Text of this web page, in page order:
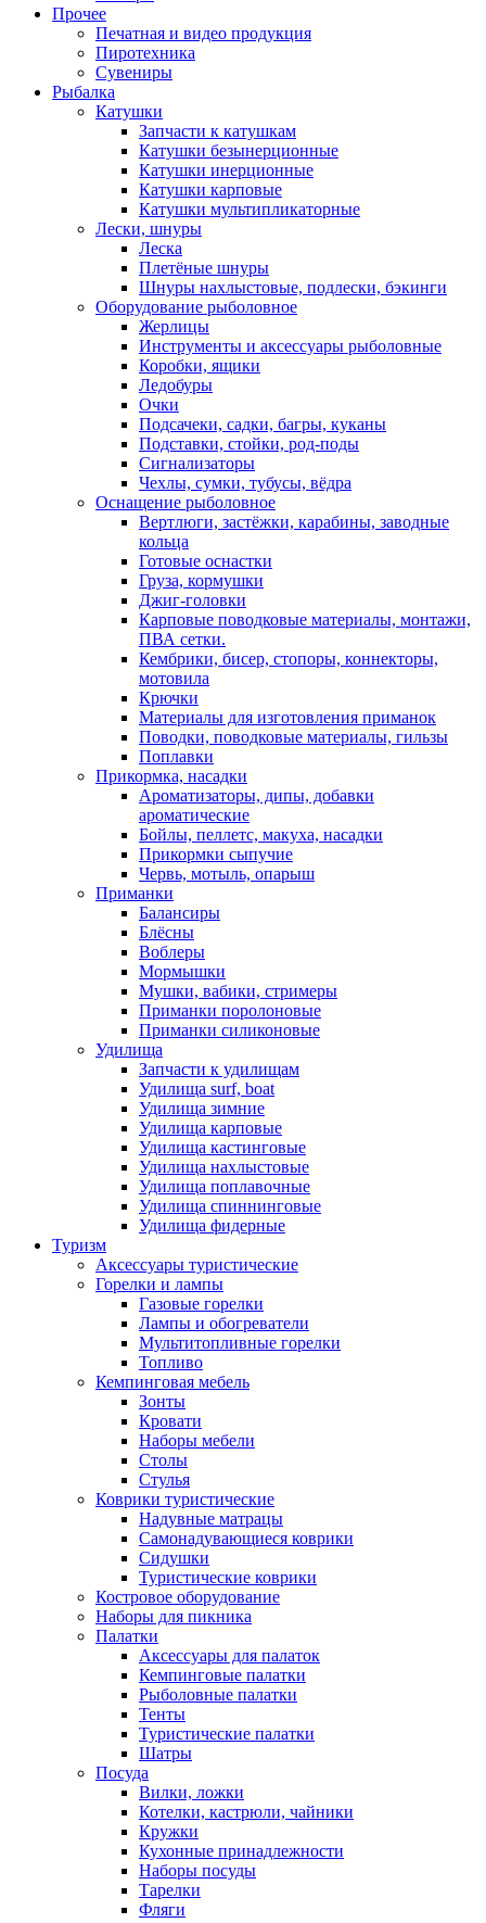
Прочее
Печатная и видео продукция
Пиротехника
Сувениры
Рыбалка
Катушки
Запчасти к катушкам
Катушки безынерционные
Катушки инерционные
Катушки карповые
Катушки мультипликаторные
Лески, шнуры
Леска
Плетёные шнуры
Шнуры нахлыстовые, подлески, бэкинги
Оборудование рыболовное
Жерлицы
Инструменты и аксессуары рыболовные
Коробки, ящики
Ледобуры
Очки
Подсачеки, садки, багры, куканы
Подставки, стойки, род-поды
Сигнализаторы
Чехлы, сумки, тубусы, вёдра
Оснащение рыболовное
Вертлюги, застёжки, карабины, заводные
кольца
Готовые оснастки
Груза, кормушки
Джиг-головки
Карповые поводковые материалы, монтажи,
ПВА сетки.
Кембрики, бисер, стопоры, коннекторы,
мотовила
Крючки
Материалы для изготовления приманок
Поводки, поводковые материалы, гильзы
Поплавки
Прикормка, насадки
Ароматизаторы, дипы, добавки
ароматические
Бойлы, пеллетс, макуха, насадки
Прикормки сыпучие
Червь, мотыль, опарыш
Приманки
Балансиры
Блёсны
Воблеры
Мормышки
Мушки, вабики, стримеры
Приманки поролоновые
Приманки силиконовые
Удилища
Запчасти к удилищам
Удилища surf, boat
Удилища зимние
Удилища карповые
Удилища кастинговые
Удилища нахлыстовые
Удилища поплавочные
Удилища спиннинговые
Удилища фидерные
Туризм
Аксессуары туристические
Горелки и лампы
Газовые горелки
Лампы и обогреватели
Мультитопливные горелки
Топливо
Кемпинговая мебель
Зонты
Кровати
Наборы мебели
Столы
Стулья
Коврики туристические
Надувные матрацы
Самонадувающиеся коврики
Сидушки
Туристические коврики
Костровое оборудование
Наборы для пикника
Палатки
Аксессуары для палаток
Кемпинговые палатки
Рыболовные палатки
Тенты
Туристические палатки
Шатры
Посуда
Вилки, ложки
Котелки, кастрюли, чайники
Кружки
Кухонные принадлежности
Наборы посуды
Тарелки
Фляги